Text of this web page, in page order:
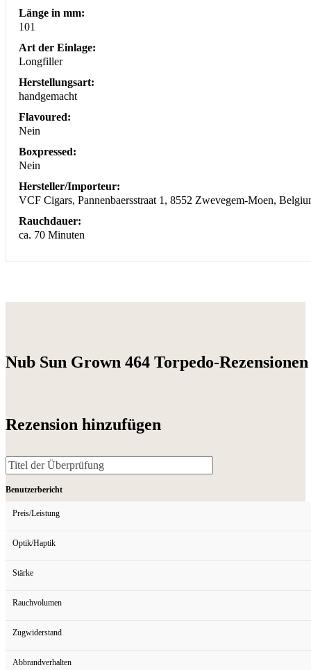
Länge in mm:
101
Art der Einlage:
Longfiller
Herstellungsart:
handgemacht
Flavoured:
Nein
Boxpressed:
Nein
Hersteller/Importeur:
VCF Cigars, Pannenbaersstraat 1, 8552 Zwevegem-Moen,
Rauchdauer:
ca. 70 Minuten
Nub Sun Grown 464 Torpedo-Rezensionen
Rezension hinzufügen
Benutzerbericht
Preis/Leistung
Optik/Haptik
Stärke
Rauchvolumen
Zugwiderstand
Abbrandverhalten